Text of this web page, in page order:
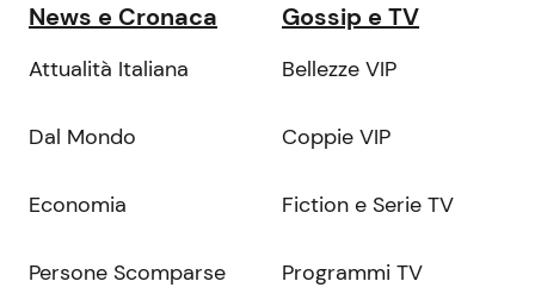
News e Cronaca
Attualità Italiana
Dal Mondo
Economia
Persone Scomparse
Gossip e TV
Bellezze VIP
Coppie VIP
Fiction e Serie TV
Programmi TV